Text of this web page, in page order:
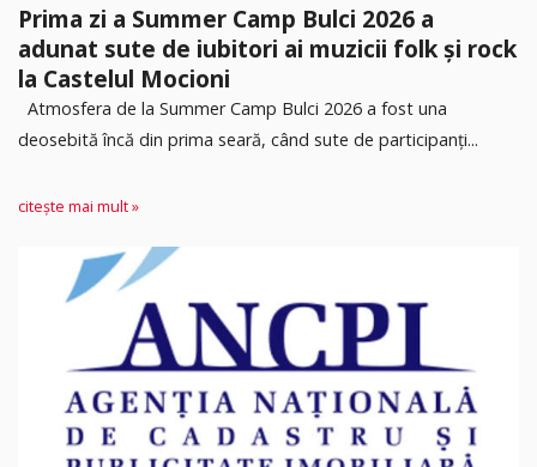
Prima zi a Summer Camp Bulci 2026 a
adunat sute de iubitori ai muzicii folk și rock
la Castelul Mocioni
Atmosfera de la Summer Camp Bulci 2026 a fost una
deosebită încă din prima seară, când sute de participanți...
citește mai mult »